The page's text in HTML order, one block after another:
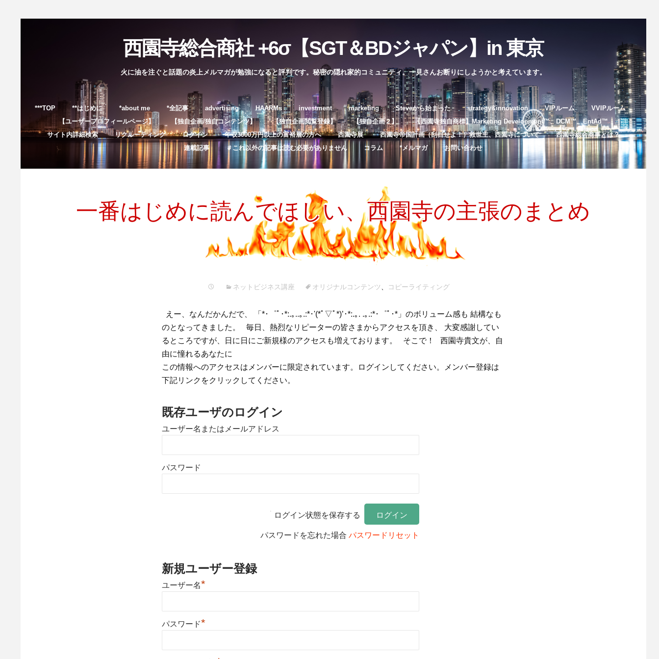
西園寺総合商社 +6σ【SGT＆BDジャパン】in 東京
火に油を注ぐと話題の炎上メルマガが勉強になると評判です。秘密の隠れ家的コミュニティ。一見さんお断りにしようかと考えています。
コ
ン
テ
ン
ッ
***TOP **はじめに *about me *全記事 advertising HAARMs investment marketing Steveから始まった strategy&innovation VIPルーム
VVIPルーム
【ユーザープロフィールページ】
【独自企画/独自コンテンツ】 【独自企画閲覧登録】 【独自企画２】
【西園寺独自商標】Marketing Development™️、DCM™️、EntAd™️
サイト内詳細検索
リクルーティング ログイン 年収3000万円以上の富裕層の方へ 西園寺展 西園寺帝国計画（刮目せよ！）救世主、西園寺について
西園寺総合商事とは？
連載記事
＃これ以外の記事は読む必要がありません コラム *メルマガ お問い合わせ
一番はじめに読んでほしい、西園寺の主張のまとめ
ネットビジネス講座 オリジナルコンテンツ コピーライティング
えー、なんだかんだで、 「*･゜ﾟ･*:.｡..｡.:*･'(*ﾟ▽ﾟ*)’･*:.｡. .｡.:*･゜ﾟ･*」のボリューム感も 結構なも
のとなってきました。 毎日、熱烈なリピーターの皆さまからアクセスを頂き、 大変感謝してい
るところですが、日に日にご新規様のアクセスも増えております。 そこで！ 西園寺貴文が、自
由に憧れるあなたに
この情報へのアクセスはメンバーに限定されています。ログインしてください。メンバー登録は
下記リンクをクリックしてください。
既存ユーザのログイン
ユーザー名またはメールアドレス
パスワード
ログイン状態を保存する
パスワードを忘れた場合 パスワードリセット
新規ユーザー登録
ユーザー名*
パスワード*